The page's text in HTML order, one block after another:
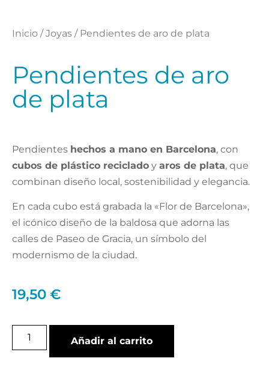
Inicio /Joyas / Pendientes de aro de plata
Pendientes de aro
de plata
Pendientes hechos a mano en Barcelona, con
cubos de plástico reciclado y aros de plata, que
combinan diseño local, sostenibilidad y elegancia.
En cada cubo está grabada la «Flor de Barcelona»,
el icónico diseño de la baldosa que adorna las
calles de Paseo de Gracia, un símbolo del
modernismo de la ciudad.
19,50 €
Añadir al carrito